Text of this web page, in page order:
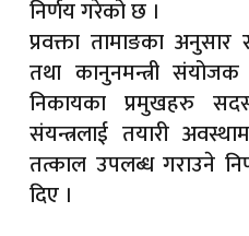
निर्णय गरेको छ ।
प्रवक्ता तामाङका अनुसार
तथा कानुनमन्त्री
निकायका प्रमुखहरु
संयन्त्रलाई तयारी
तत्काल उपलब्ध गराउने
दिए ।